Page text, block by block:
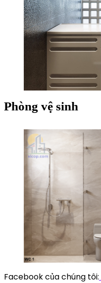
Phòng vệ sinh
Facebook của chúng tôi: